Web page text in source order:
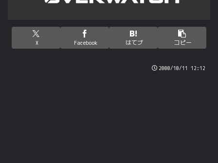
X Facebook はてブ コピー
2000/10/11 12:12